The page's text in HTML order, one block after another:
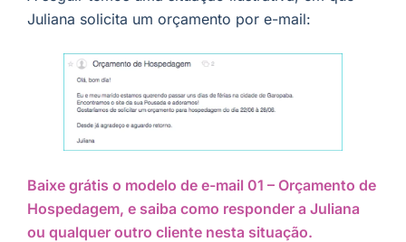
Juliana solicita um orçamento por e-mail:
Baixe grátis o modelo de e-mail 01 – Orçamento de
Hospedagem, e saiba como responder a Juliana
ou qualquer outro cliente nesta situação.